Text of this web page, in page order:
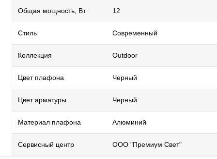
Общая мощность, Вт 12
Стиль Современный
Коллекция Outdoor
Цвет плафона Черный
Цвет арматуры Черный
Материал плафона Алюминий
Сервисный центр ООО "Премиум Свет"